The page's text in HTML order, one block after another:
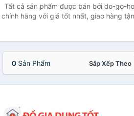
Tất cả sản phẩm được bán bởi do-go-
chính hãng với giá tốt nhất, giao hàng
0 Sản Phẩm Sắp Xếp Theo